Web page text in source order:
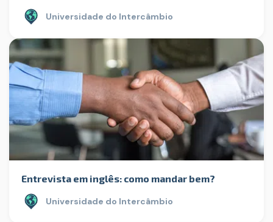
Universidade do Intercâmbio
Entrevista em inglês: como mandar bem?
Universidade do Intercâmbio